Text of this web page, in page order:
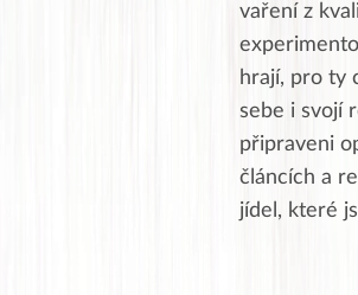
vaření z
hrají, pro ty
sebe i svojí
připraveni
článcích a
jídel, které